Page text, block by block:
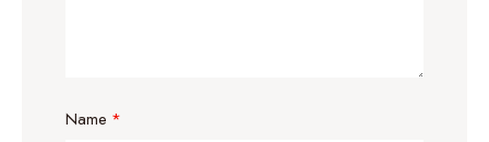
Name *